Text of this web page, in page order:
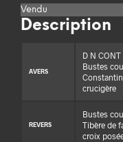
Vendu
Description
AVERS
D N CONT
Bustes
crucigère
REVERS
Bustes
Tibère de
croix